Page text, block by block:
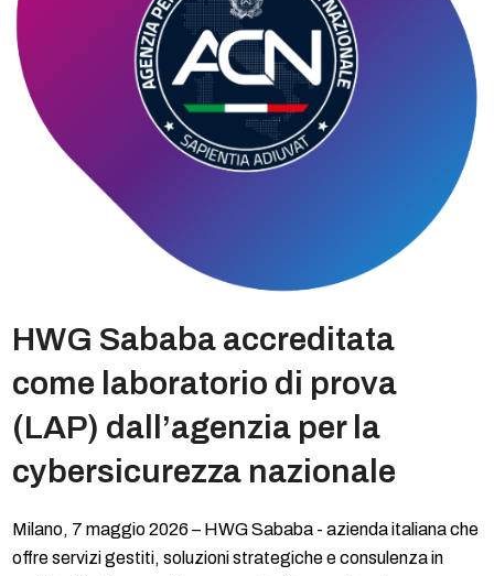
HWG Sababa accreditata
come laboratorio di prova
(LAP) dall’agenzia per la
cybersicurezza nazionale
Milano, 7 maggio 2026 – HWG Sababa - azienda italiana che
offre servizi gestiti, soluzioni strategiche e consulenza in